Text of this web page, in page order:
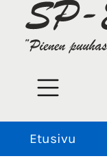
Etusivu